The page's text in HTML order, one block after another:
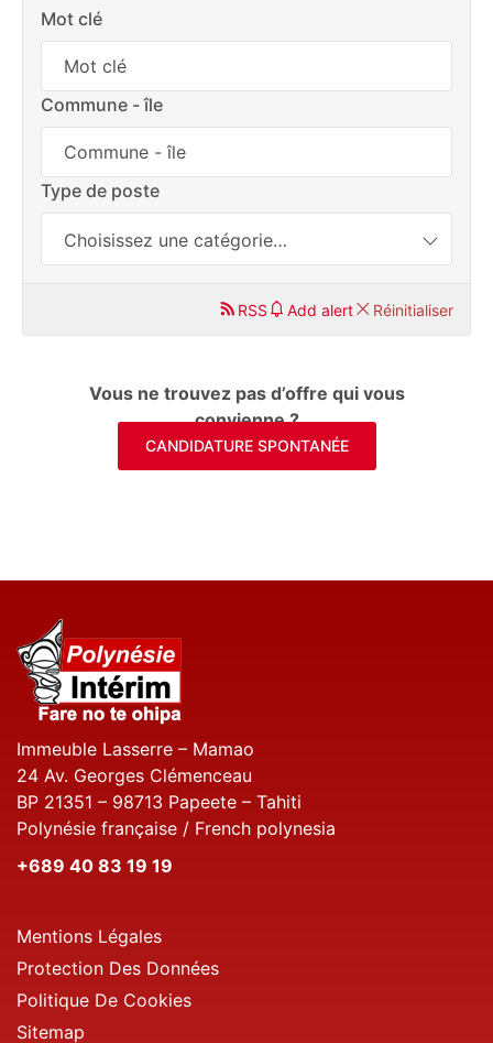
Mot clé
Commune - île
Type de poste
Choisissez une catégorie…
Réinitialiser
RSS Add alert
Vous ne trouvez pas d’offre qui vous
convienne ?
CANDIDATURE SPONTANÉE
Immeuble Lasserre – Mamao
24 Av. Georges Clémenceau
BP 21351 – 98713 Papeete – Tahiti
Polynésie française / French polynesia
+689 40 83 19 19
Mentions Légales
Protection Des Données
Politique De Cookies
Sitemap